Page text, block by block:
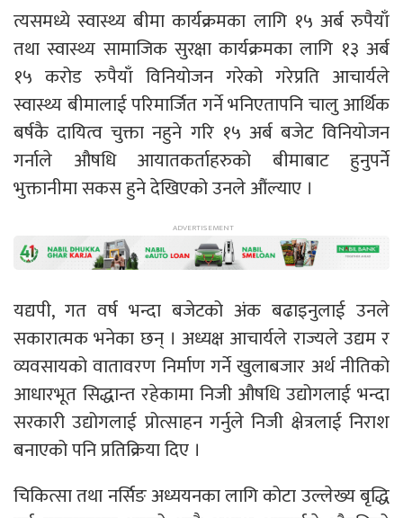
त्यसमध्ये स्वास्थ्य बीमा कार्यक्रमका लागि १५ अर्ब रुपैयाँ
तथा स्वास्थ्य सामाजिक सुरक्षा कार्यक्रमका लागि १३ अर्ब
१५ करोड रुपैयाँ विनियोजन गरेको गरेप्रति आचार्यले
स्वास्थ्य बीमालाई परिमार्जित गर्ने भनिएतापनि चालु आर्थिक
बर्षकै दायित्व चुक्ता नहुने गरि १५ अर्ब बजेट विनियोजन
गर्नाले औषधि आयातकर्ताहरुको बीमाबाट हुनुपर्ने
भुक्तानीमा सकस हुने देखिएको उनले औंल्याए ।
यद्यपी, गत वर्ष भन्दा बजेटको अंक बढाइनुलाई उनले
सकारात्मक भनेका छन् । अध्यक्ष आचार्यले राज्यले उद्यम र
व्यवसायको वातावरण निर्माण गर्ने खुलाबजार अर्थ नीतिको
आधारभूत सिद्धान्त रहेकामा निजी औषधि उद्योगलाई भन्दा
सरकारी उद्योगलाई प्रोत्साहन गर्नुले निजी क्षेत्रलाई निराश
बनाएको पनि प्रतिक्रिया दिए ।
चिकित्सा तथा नर्सिङ अध्ययनका लागि कोटा उल्लेख्य बृद्धि